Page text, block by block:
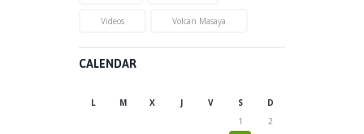
Videos Volcan Masaya
CALENDAR
L M X J V S D
1
2